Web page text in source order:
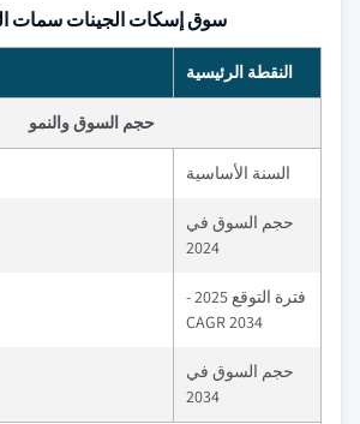
سوق إسكات الجينات سمات
النقطة الرئيسية
حجم السوق والنمو
السنة الأساسية
حجم السوق في
2024
فترة التوقع 2025 -
2034 CAGR
حجم السوق في
2034